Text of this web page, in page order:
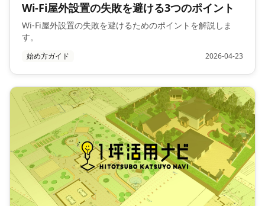
Wi-Fi屋外設置の失敗を避ける3つのポイント
Wi-Fi屋外設置の失敗を避けるためのポイントを解説しま
す。
始め方ガイド 2026-04-23